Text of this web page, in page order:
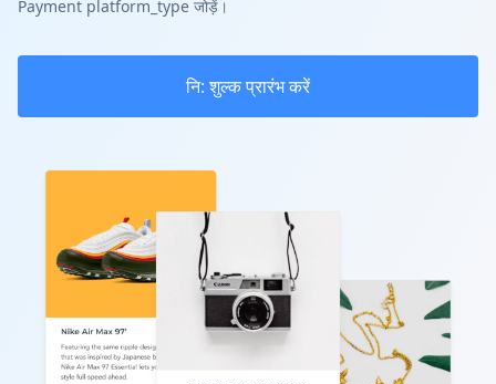
Payment platform_type जोड़ें।
नि: शुल्क प्रारंभ करें